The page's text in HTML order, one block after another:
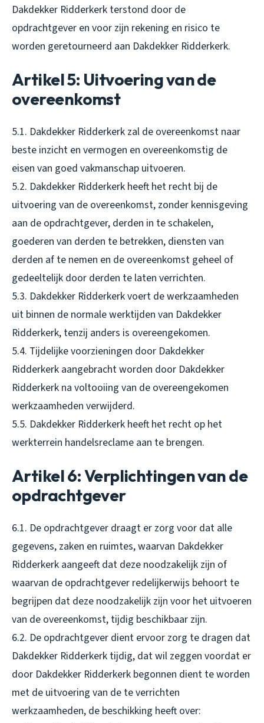
Dakdekker Ridderkerk terstond door de
opdrachtgever en voor zijn rekening en risico te
worden geretourneerd aan Dakdekker Ridderkerk.
Artikel 5: Uitvoering van de
overeenkomst
5.1. Dakdekker Ridderkerk zal de overeenkomst naar
beste inzicht en vermogen en overeenkomstig de
eisen van goed vakmanschap uitvoeren.
5.2. Dakdekker Ridderkerk heeft het recht bij de
uitvoering van de overeenkomst, zonder kennisgeving
aan de opdrachtgever, derden in te schakelen,
goederen van derden te betrekken, diensten van
derden af te nemen en de overeenkomst geheel of
gedeeltelijk door derden te laten verrichten.
5.3. Dakdekker Ridderkerk voert de werkzaamheden
uit binnen de normale werktijden van Dakdekker
Ridderkerk, tenzij anders is overeengekomen.
5.4. Tijdelijke voorzieningen door Dakdekker
Ridderkerk aangebracht worden door Dakdekker
Ridderkerk na voltooiing van de overeengekomen
werkzaamheden verwijderd.
5.5. Dakdekker Ridderkerk heeft het recht op het
werkterrein handelsreclame aan te brengen.
Artikel 6: Verplichtingen van de
opdrachtgever
6.1. De opdrachtgever draagt er zorg voor dat alle
gegevens, zaken en ruimtes, waarvan Dakdekker
Ridderkerk aangeeft dat deze noodzakelijk zijn of
waarvan de opdrachtgever redelijkerwijs behoort te
begrijpen dat deze noodzakelijk zijn voor het uitvoeren
van de overeenkomst, tijdig beschikbaar zijn.
6.2. De opdrachtgever dient ervoor zorg te dragen dat
Dakdekker Ridderkerk tijdig, dat wil zeggen voordat er
door Dakdekker Ridderkerk begonnen dient te worden
met de uitvoering van de te verrichten
werkzaamheden, de beschikking heeft over: